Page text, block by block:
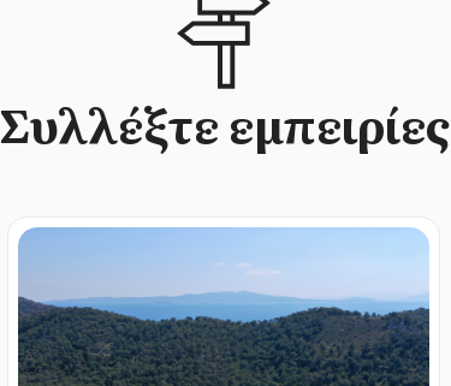
Συλλέξτε εμπειρίες